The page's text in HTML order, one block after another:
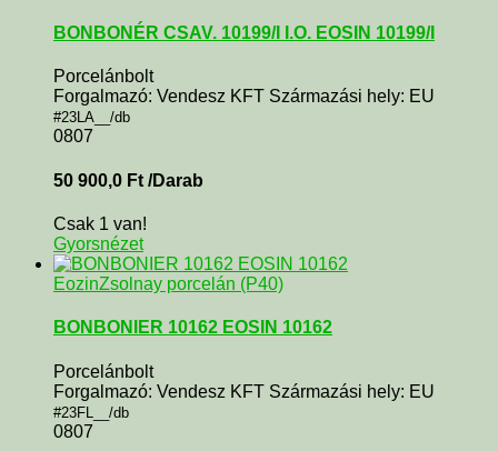
BONBONÉR CSAV. 10199/I I.O. EOSIN 10199/I
Porcelánbolt
Forgalmazó: Vendesz KFT Származási hely: EU
#23LA__/db
0807
50 900,0 Ft /Darab
Csak 1 van!
Gyorsnézet
EozinZsolnay porcelán (P40)
BONBONIER 10162 EOSIN 10162
Porcelánbolt
Forgalmazó: Vendesz KFT Származási hely: EU
#23FL__/db
0807